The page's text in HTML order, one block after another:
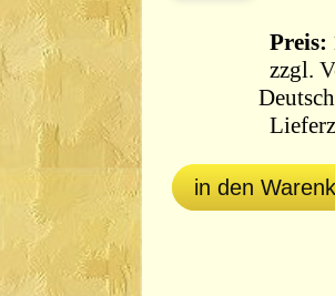
Preis:
zzgl.
in den